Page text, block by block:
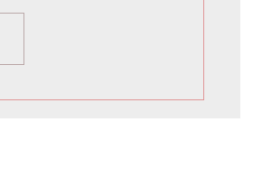
Campanha de